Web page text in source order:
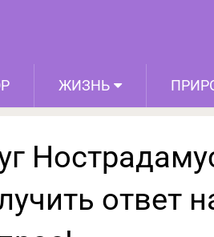
ЖИЗНЬ
ответ